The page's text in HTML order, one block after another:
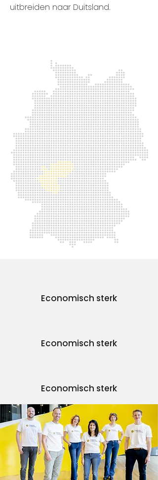
uitbreiden naar Duitsland.
Economisch sterk
Economisch sterk
Economisch sterk